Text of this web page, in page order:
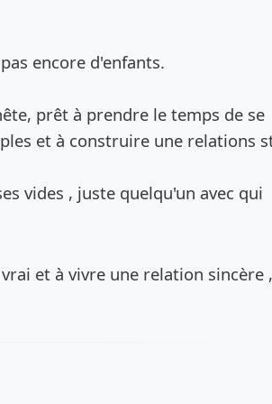
encore d'enfants.
prêt à prendre le temps de se
et à construire une relations
vides , juste quelqu'un avec qui
et à vivre une relation sincère ,